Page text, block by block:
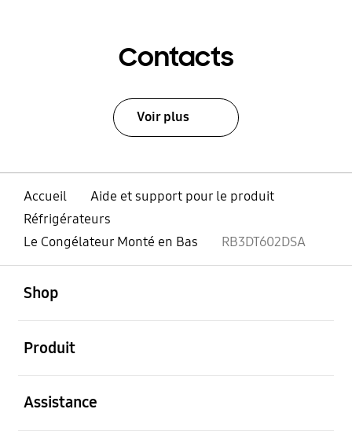
Contacts
Voir plus
Accueil
Aide et support pour le produit
Réfrigérateurs
Le Congélateur Monté en Bas
RB3DT602DSA
Shop
Produit
Assistance